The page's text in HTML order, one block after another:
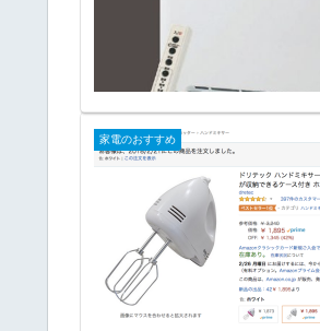
家電のおすすめ